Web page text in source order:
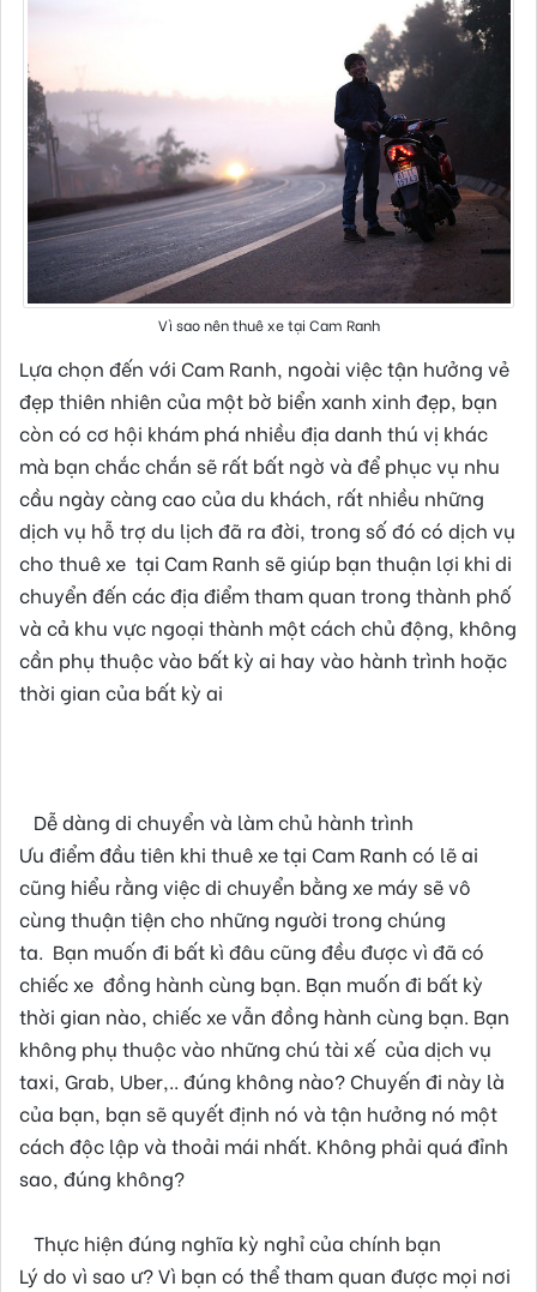
Vì sao nên thuê xe tại Cam Ranh
Lựa chọn đến với Cam Ranh, ngoài việc tận hưởng vẻ
đẹp thiên nhiên của một bờ biển xanh xinh đẹp, bạn
còn có cơ hội khám phá nhiều địa danh thú vị khác
mà bạn chắc chắn sẽ rất bất ngờ và để phục vụ nhu
cầu ngày càng cao của du khách, rất nhiều những
dịch vụ hỗ trợ du lịch đã ra đời, trong số đó có dịch vụ
cho thuê xe tại Cam Ranh sẽ giúp bạn thuận lợi khi di
chuyển đến các địa điểm tham quan trong thành phố
và cả khu vực ngoại thành một cách chủ động, không
cần phụ thuộc vào bất kỳ ai hay vào hành trình hoặc
thời gian của bất kỳ ai
Dễ dàng di chuyển và làm chủ hành trình
Ưu điểm đầu tiên khi thuê xe tại Cam Ranh có lẽ ai
cũng hiểu rằng việc di chuyển bằng xe máy sẽ vô
cùng thuận tiện cho những người trong chúng
ta. Bạn muốn đi bất kì đâu cũng đều được vì đã có
chiếc xe đồng hành cùng bạn. Bạn muốn đi bất kỳ
thời gian nào, chiếc xe vẫn đồng hành cùng bạn. Bạn
không phụ thuộc vào những chú tài xế của dịch vụ
taxi, Grab, Uber,.. đúng không nào? Chuyến đi này là
của bạn, bạn sẽ quyết định nó và tận hưởng nó một
cách độc lập và thoải mái nhất. Không phải quá đỉnh
sao, đúng không?
Thực hiện đúng nghĩa kỳ nghỉ của chính bạn
Lý do vì sao ư? Vì bạn có thể tham quan được mọi nơi